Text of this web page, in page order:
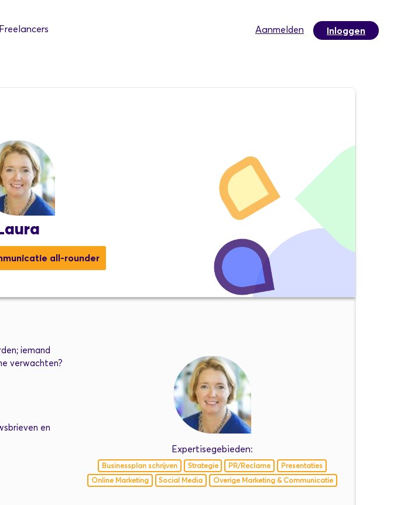
Freelancers Aanmelden Inloggen
all-rounder
iemand
verwachten?
en
Expertisegebieden:
Businessplan schrijven Strategie PR/Reclame
Presentaties
Online Marketing
Social Media Overige Marketing & Communicatie